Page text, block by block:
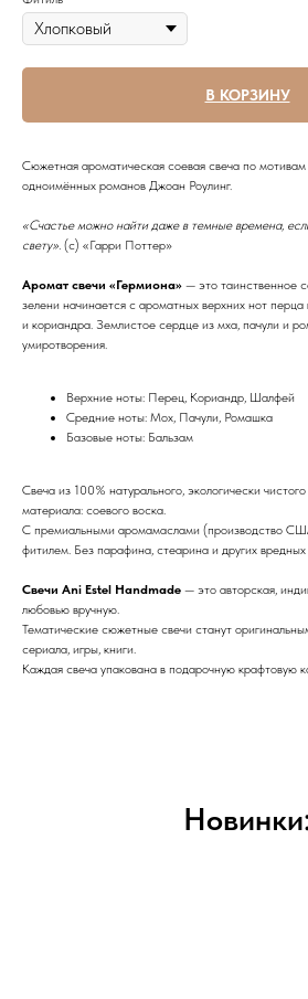
В КОРЗИНУ
Сюжетная ароматическая соевая свеча по
одноимённых романов Джоан Роулинг.
«Счастье можно найти даже в темные времена,
свету». (c) «Гарри Поттер»
Аромат свечи «Гермиона» — это таинственное
зелени начинается с ароматных верхних нот
и кориандра. Землистое сердце из мха, пачули и
умиротворения.
Верхние ноты: Перец, Кориандр, Шалфей
Средние ноты: Мох, Пачули, Ромашка
Базовые ноты: Бальзам
Свеча из 100% натурального, экологически чистого
материала: соевого воска.
С премиальными аромамаслами (производство
фитилем. Без парафина, стеарина и других вредных
Свечи Ani Estel Handmade — это авторская,
любовью вручную.
Тематические сюжетные свечи станут
сериала, игры, книги.
Каждая свеча упакована в подарочную крафтовую